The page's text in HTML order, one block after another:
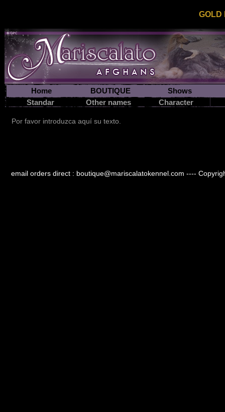
GOLD
Home BOUTIQUE
Shows
Standar
Other names Character
Por favor introduzca aquí su texto.
email orders direct : boutique@mariscalatokennel.com ----